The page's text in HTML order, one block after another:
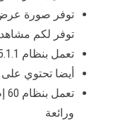
توفر لكم
تعمل بنظام Android Lollipop 5.1.1
أيضا تحتوي
ورائعة